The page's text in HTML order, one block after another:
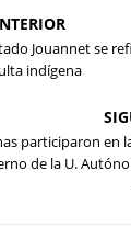
Jouannet se
indígena
participaron en
de la U.